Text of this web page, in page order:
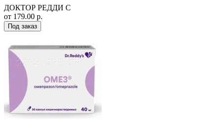
ДОКТОР РЕДДИ С
от 179.00 р.
Под заказ